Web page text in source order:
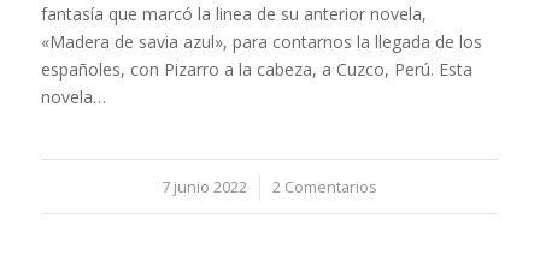
fantasía que marcó la linea de su anterior novela,
«Madera de savia azul», para contarnos la llegada de los
españoles, con Pizarro a la cabeza, a Cuzco, Perú. Esta
novela…
7 junio 2022
/ 2 Comentarios